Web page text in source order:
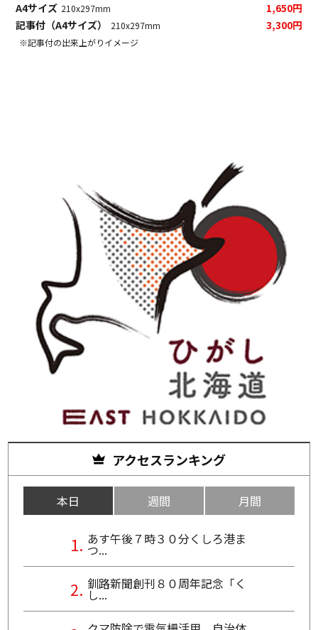
A4サイズ 210x297mm
1,650円
記事付（A4サイズ）
210x297mm 3,300円
※記事付の出来上がりイメージ
アクセスランキング
本日 週間 月間
あす午後７時３０分くしろ港ま
つ...
釧路新聞創刊８０周年記念「く
し...